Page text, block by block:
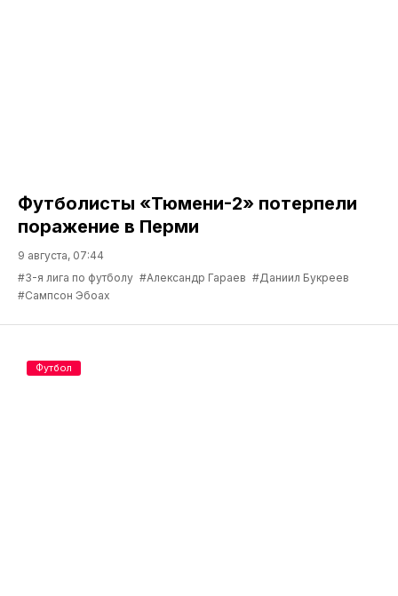
Футболисты «Тюмени-2» потерпели
поражение в Перми
9 августа, 07:44
#3-я лига по футболу #Александр Гараев #Даниил Букреев
#Сампсон Эбоах
Футбол